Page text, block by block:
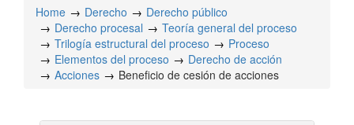
Home Derecho
Derecho público
Derecho procesal
Teoría general del proceso
Trilogía estructural del proceso
Proceso
Elementos del proceso
Derecho de acción
Acciones
Beneficio de cesión de acciones